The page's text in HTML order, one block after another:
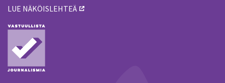
LUE NÄKÖISLEHTEÄ